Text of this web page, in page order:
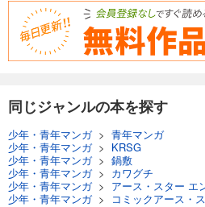
同じジャンルの本を探す
少年・青年マンガ> 青年マンガ
少年・青年マンガ> KRSG
少年・青年マンガ> 鍋敷
少年・青年マンガ> カワグチ
少年・青年マンガ> アース・スター エ
少年・青年マンガ> コミックアース・